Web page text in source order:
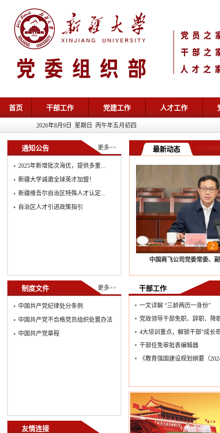
首页 干部工作 党建工作 人才工作
2026年8月9日 星期日 丙午年五月初四
通知公告 更多>>
2025年新增批次海优，提供多重...
新疆大学诚邀全球英才加盟！
新疆维吾尔自治区特殊人才认定...
自治区人才引进政策指引
制度文件 更多>>
中国共产党纪律处分条例
中国共产党不合格党员组织处置办法
中国共产党章程
友情连接
最新动态
1 2
中国商飞公司党委常委、
干部工作
一文详解 “三龄两历一身份”
党政领导干部免职、辞职、降
4大培训重点，解锁干部“成长
干部任免审批表编辑器
《教育强国建设规划纲要（